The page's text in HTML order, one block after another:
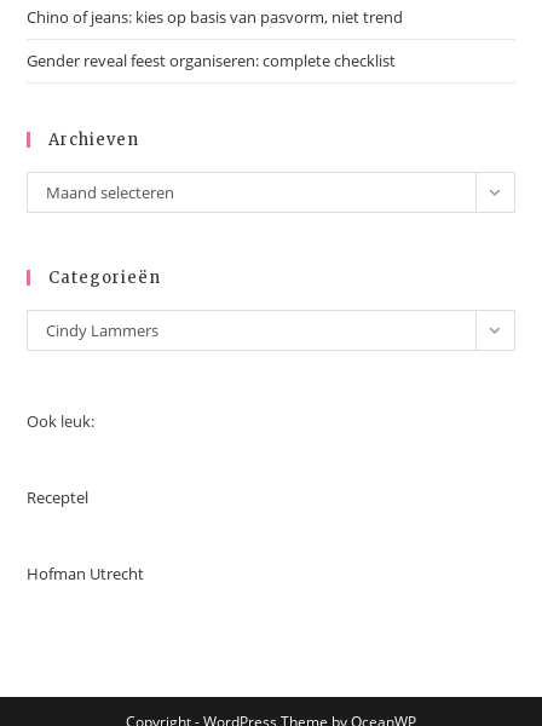
Chino of jeans: kies op basis van pasvorm, niet trend
Gender reveal feest organiseren: complete checklist
Archieven
Archieven
Maand selecteren
Categorieën
Categorieën
Cindy Lammers
Ook leuk:
Receptel
Hofman Utrecht